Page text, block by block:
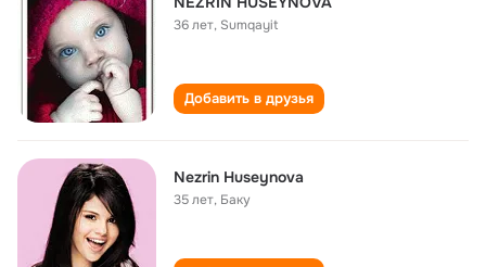
36 лет, Sumqayit
Добавить в друзья
Nezrin Huseynova
35 лет, Баку